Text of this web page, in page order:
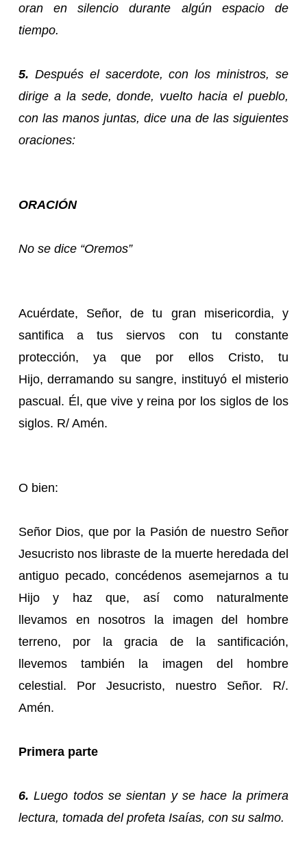
oran en silencio durante algún espacio de
tiempo.
5. Después el sacerdote, con los ministros, se
dirige a la sede, donde, vuelto hacia el pueblo,
con las manos juntas, dice una de las siguientes
oraciones:
ORACIÓN
No se dice “Oremos”
Acuérdate, Señor, de tu gran misericordia, y
santifica a tus siervos con tu constante
protección, ya que por ellos Cristo, tu
Hijo, derramando su sangre, instituyó el misterio
pascual. Él, que vive y reina por los siglos de los
siglos. R/ Amén.
O bien:
Señor Dios, que por la Pasión de nuestro Señor
Jesucristo nos libraste de la muerte heredada del
antiguo pecado, concédenos asemejarnos a tu
Hijo y haz que, así como naturalmente
llevamos en nosotros la imagen del hombre
terreno, por la gracia de la santificación,
llevemos también la imagen del hombre
celestial. Por Jesucristo, nuestro Señor. R/.
Amén.
Primera parte
6. Luego todos se sientan y se hace la primera
lectura, tomada del profeta Isaías, con su salmo.